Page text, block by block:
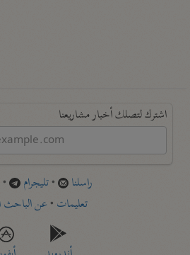
اشترك لتصلك أخبار مشاريعنا
راسلنا •تليجرام •
تعليمات •عن الباحث